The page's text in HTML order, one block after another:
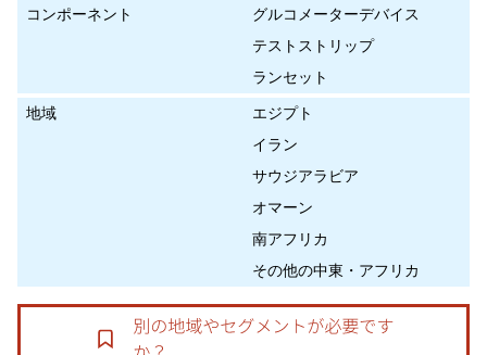
コンポーネント
グルコメーターデバイス
テストストリップ
ランセット
地域
エジプト
イラン
サウジアラビア
オマーン
南アフリカ
その他の中東・アフリカ